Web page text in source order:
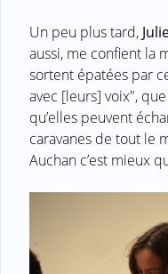
Un peu plus tard,
aussi, me confient la
sortent épatées par
avec [leurs] voix",
qu’elles peuvent
caravanes de tout le
Auchan c’est mieux